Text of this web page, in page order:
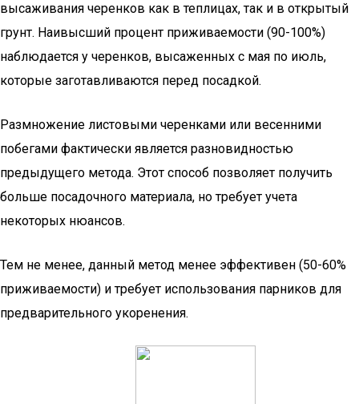
высаживания черенков как в теплицах, так и в открытый
грунт. Наивысший процент приживаемости (90-100%)
наблюдается у черенков, высаженных с мая по июль,
которые заготавливаются перед посадкой.
Размножение листовыми черенками или весенними
побегами фактически является разновидностью
предыдущего метода. Этот способ позволяет получить
больше посадочного материала, но требует учета
некоторых нюансов.
Тем не менее, данный метод менее эффективен (50-60%
приживаемости) и требует использования парников для
предварительного укоренения.